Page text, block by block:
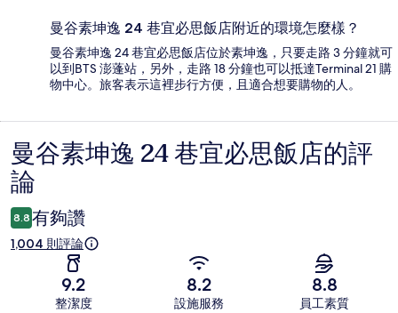
曼谷素坤逸 24 巷宜必思飯店附近的環境怎麼樣？
曼谷素坤逸 24 巷宜必思飯店位於素坤逸，只要走路 3 分鐘就可
以到BTS 澎蓬站，另外，走路 18 分鐘也可以抵達Terminal 21 購
物中心。旅客表示這裡步行方便，且適合想要購物的人。
評
論
曼谷素坤逸 24 巷宜必思飯店的評
論
8.8 有夠讚
1,004 則評論
9.2
整潔度
8.2
設施服務
8.8
員工素質